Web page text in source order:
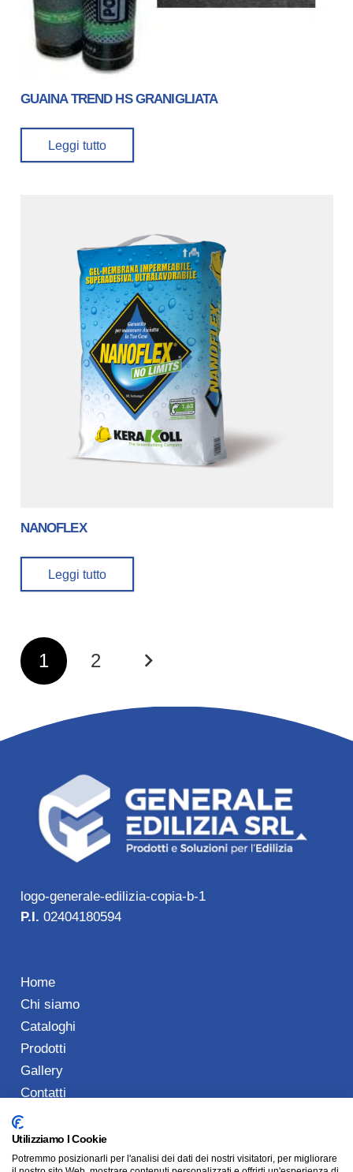
GUAINA TREND HS GRANIGLIATA
Leggi tutto
NANOFLEX
Leggi tutto
Paginazione
Degli
1 2
logo-generale-edilizia-copia-b-1
P.I. 02404180594
Home
Chi siamo
Cataloghi
Prodotti
Gallery
Contatti
Tel: 0773 489901
Utilizziamo I Cookie
Potremmo posizionarli per l'analisi dei dati dei nostri visitatori, per migliorare